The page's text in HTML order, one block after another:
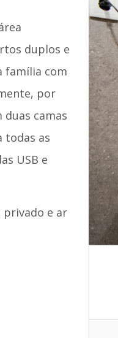
duplos e
família com
por
camas
todas as
USB e
e ar